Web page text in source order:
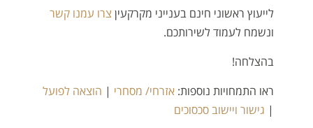
לייעוץ ראשוני חינם בענייני מקרקעין צרו עמנו קשר
ונשמח לעמוד לשירותכם.
בהצלחה!
ראו התמחויות נוספות:אזרחי/ מסחרי
הוצאה לפועל
גישור ויישוב סכסוכים